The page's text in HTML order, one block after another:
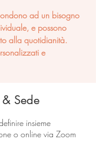
ad un bisogno
e possono
alla quotidianità.
e
Sede
insieme
o online via Zoom